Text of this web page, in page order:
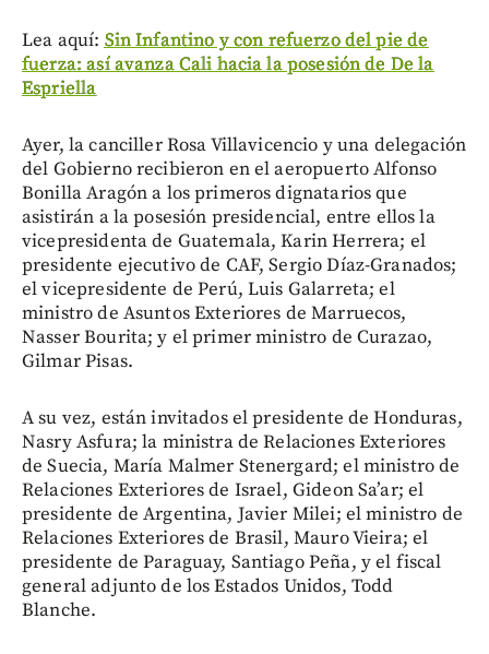
Lea aquí: Sin Infantino y con refuerzo del pie de
fuerza: así avanza Cali hacia la posesión de De la
Espriella
Ayer, la canciller Rosa Villavicencio y una delegación
del Gobierno recibieron en el aeropuerto Alfonso
Bonilla Aragón a los primeros dignatarios que
asistirán a la posesión presidencial, entre ellos la
vicepresidenta de Guatemala, Karin Herrera; el
presidente ejecutivo de CAF, Sergio Díaz-Granados;
el vicepresidente de Perú, Luis Galarreta; el
ministro de Asuntos Exteriores de Marruecos,
Nasser Bourita; y el primer ministro de Curazao,
Gilmar Pisas.
A su vez, están invitados el presidente de Honduras,
Nasry Asfura; la ministra de Relaciones Exteriores
de Suecia, María Malmer Stenergard; el ministro de
Relaciones Exteriores de Israel, Gideon Sa’ar; el
presidente de Argentina, Javier Milei; el ministro de
Relaciones Exteriores de Brasil, Mauro Vieira; el
presidente de Paraguay, Santiago Peña, y el fiscal
general adjunto de los Estados Unidos, Todd
Blanche.